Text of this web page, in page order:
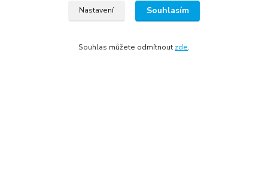
Nastavení Souhlasím
Souhlas můžete odmítnout zde.